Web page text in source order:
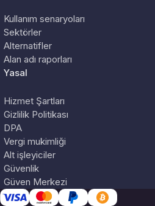
Kullanım senaryoları
Sektörler
Alternatifler
Alan adı raporları
Yasal
Hizmet Şartları
Gizlilik Politikası
DPA
Vergi mukimliği
Alt işleyiciler
Güvenlik
Güven Merkezi